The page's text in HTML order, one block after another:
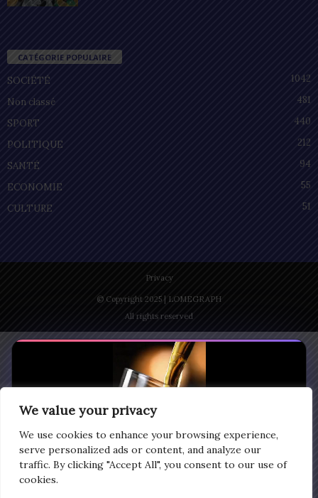
We value your privacy
We use cookies to enhance your browsing experience,
serve personalized ads or content, and analyze our
traffic. By clicking "Accept All", you consent to our use of
cookies.
CATÉGORIE POPULAIRE
SOCIÉTÉ
1042
Non classé
481
SPORT
440
POLITIQUE
212
SANTÉ
94
ECONOMIE
55
CULTURE
51
Privacy
© Copyright 2025 | LOMEGRAPH
All rights reserved